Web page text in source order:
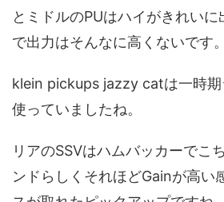
とミドルのPUはハイがきれい
で出力はそんなに高くないです。
klein pickups jazzy catは一時期
使っていましたね。
リアのSSVはハムバッカーでこ
ンドらしくそれほどGainが高い